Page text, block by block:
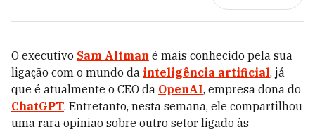
O executivo Sam Altman é mais conhecido pela sua
ligação com o mundo da inteligência artificial, já
que é atualmente o CEO da OpenAI, empresa dona do
ChatGPT. Entretanto, nesta semana, ele compartilhou
uma rara opinião sobre outro setor ligado às